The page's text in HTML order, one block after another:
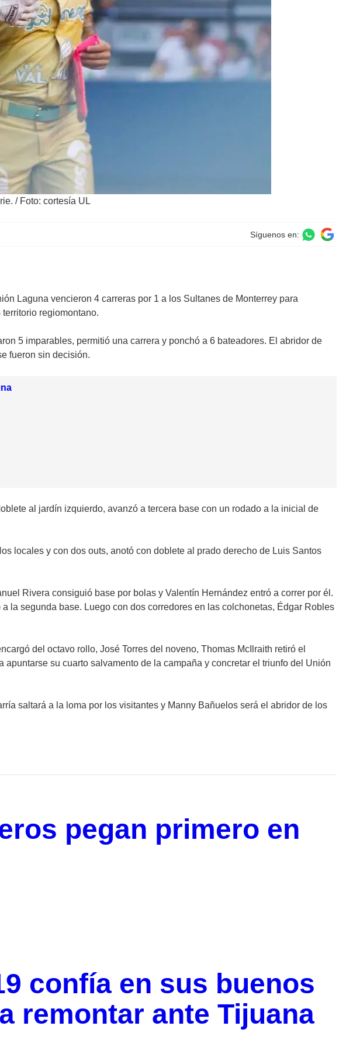
/ Foto: cortesía UL
Síguenos en:
Laguna vencieron 4 carreras por 1 a los Sultanes de Monterrey para
regiomontano.
5 imparables, permitió una carrera y ponchó a 6 bateadores. El abridor de
fueron sin decisión.
al jardín izquierdo, avanzó a tercera base con un rodado a la inicial de
locales y con dos outs, anotó con doblete al prado derecho de Luis Santos
Rivera consiguió base por bolas y Valentín Hernández entró a correr por él.
la segunda base. Luego con dos corredores en las colchonetas, Édgar Robles
del octavo rollo, José Torres del noveno, Thomas McIlraith retiró el
su cuarto salvamento de la campaña y concretar el triunfo del Unión
saltará a la loma por los visitantes y Manny Bañuelos será el abridor de los
pegan primero en
confía en sus buenos
remontar ante Tijuana